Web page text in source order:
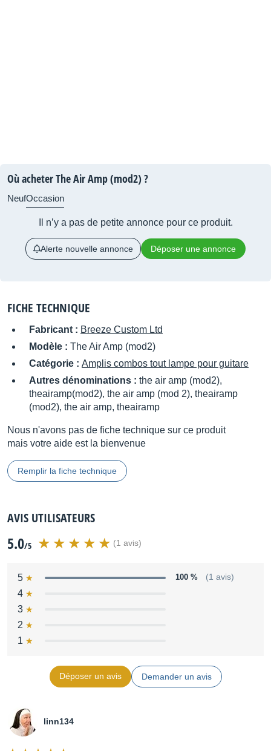
Où acheter The Air Amp (mod2) ?
NeufOccasion
Il n’y a pas de petite annonce pour ce produit.
Alerte nouvelle annonce Déposer une annonce
FICHE TECHNIQUE
Fabricant : Breeze Custom Ltd
Modèle : The Air Amp (mod2)
Catégorie : Amplis combos tout lampe pour guitare
Autres dénominations : the air amp (mod2),
theairamp(mod2), the air amp (mod 2), theairamp
(mod2), the air amp, theairamp
Nous n'avons pas de fiche technique sur ce produit
mais votre aide est la bienvenue
Remplir la fiche technique
AVIS UTILISATEURS
5.0/5 (1 avis)
5 100 % (1 avis)
4
3
2
1
Déposer un avis Demander un avis
linn134